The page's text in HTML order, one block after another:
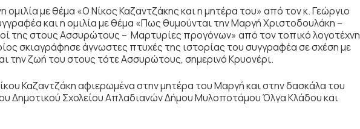
ομιλία με θέμα «Ο Νίκος Καζαντζάκης και η μητέρα του» από τον κ. Γεώργιο
και η ομιλία με θέμα «Πως θυμούνται την Μαργή Χριστοδουλάκη –
της στους Ασσυρώτους – Μαρτυρίες προγόνων» από τον τοπικό λογοτέχνη
σκιαγράφησε άγνωστες πτυχές της ιστορίας του συγγραφέα σε σχέση με
την ζωή του στους τότε Ασσυρώτους, σημερινό Κρυονέρι.
Καζαντζάκη αφιερωμένα στην μητέρα του Μαργή και στην δασκάλα του
Δημοτικού Σχολείου Απλαδιανών Δήμου Μυλοποτάμου Όλγα Κλάδου και